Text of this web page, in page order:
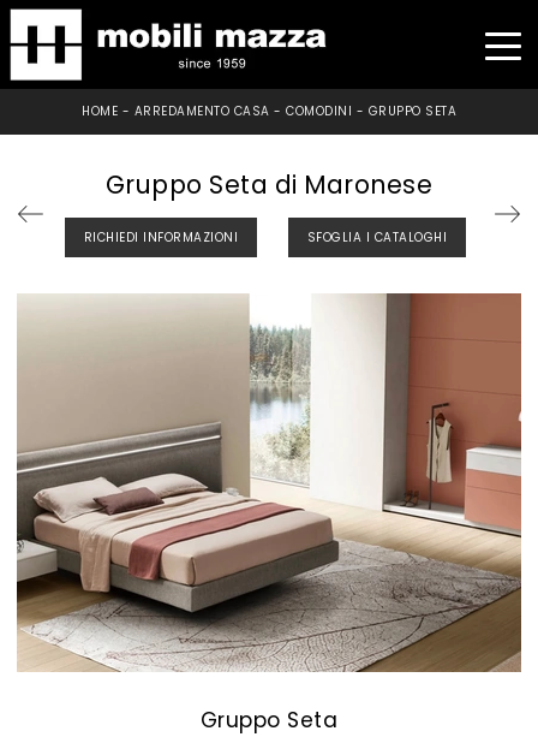
HOME - ARREDAMENTO CASA - COMODINI - GRUPPO SETA
Gruppo Seta di Maronese
RICHIEDI INFORMAZIONI SFOGLIA I CATALOGHI
Gruppo Seta